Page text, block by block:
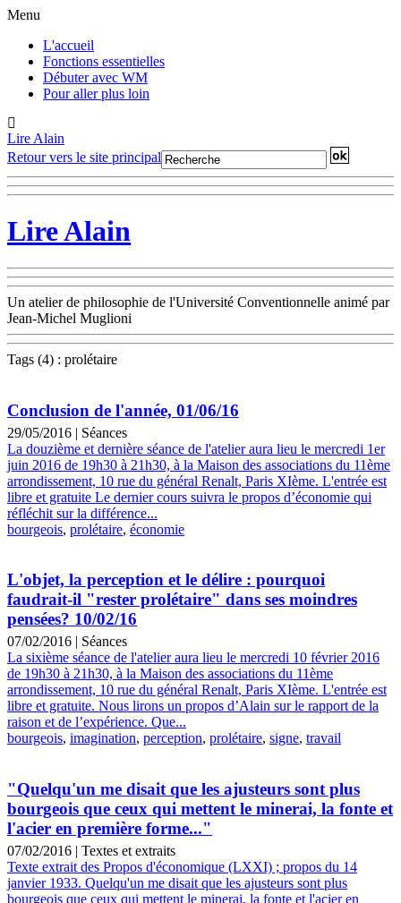
Menu
L'accueil
Fonctions essentielles
Débuter avec WM
Pour aller plus loin
Lire Alain
Retour vers le site principal
Lire Alain
Un atelier de philosophie de l'Université Conventionnelle animé par
Jean-Michel Muglioni
Tags (4) : prolétaire
Conclusion de l'année, 01/06/16
29/05/2016 | Séances
La douzième et dernière séance de l'atelier aura lieu le mercredi 1er
juin 2016 de 19h30 à 21h30, à la Maison des associations du 11ème
arrondissement, 10 rue du général Renalt, Paris XIème. L'entrée est
libre et gratuite Le dernier cours suivra le propos d’économie qui
réfléchit sur la différence...
bourgeois, prolétaire, économie
L'objet, la perception et le délire : pourquoi
faudrait-il "rester prolétaire" dans ses moindres
pensées? 10/02/16
07/02/2016 | Séances
La sixième séance de l'atelier aura lieu le mercredi 10 février 2016
de 19h30 à 21h30, à la Maison des associations du 11ème
arrondissement, 10 rue du général Renalt, Paris XIème. L'entrée est
libre et gratuite. Nous lirons un propos d’Alain sur le rapport de la
raison et de l’expérience. Que...
bourgeois, imagination, perception, prolétaire, signe, travail
"Quelqu'un me disait que les ajusteurs sont plus
bourgeois que ceux qui mettent le minerai, la fonte et
l'acier en première forme..."
07/02/2016 | Textes et extraits
Texte extrait des Propos d'économique (LXXI) ; propos du 14
janvier 1933. Quelqu'un me disait que les ajusteurs sont plus
bourgeois que ceux qui mettent le minerai, la fonte et l'acier en